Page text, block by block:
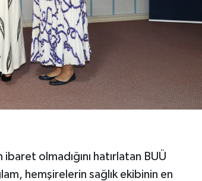
olmadığını hatırlatan BUÜ
hemşirelerin sağlık ekibinin en